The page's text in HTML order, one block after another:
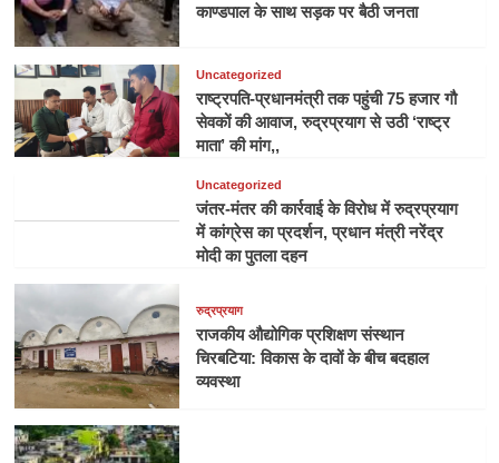
काण्डपाल के साथ सड़क पर बैठी जनता
Uncategorized
राष्ट्रपति-प्रधानमंत्री तक पहुंची 75 हजार गौ
सेवकों की आवाज, रुद्रप्रयाग से उठी ‘राष्ट्र
माता’ की मांग,,
Uncategorized
जंतर-मंतर की कार्रवाई के विरोध में रुद्रप्रयाग
में कांग्रेस का प्रदर्शन, प्रधान मंत्री नरेंद्र
मोदी का पुतला दहन
रुद्रप्रयाग
राजकीय औद्योगिक प्रशिक्षण संस्थान
चिरबटिया: विकास के दावों के बीच बदहाल
व्यवस्था